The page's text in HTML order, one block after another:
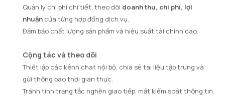
Quản lý chi phí chi tiết, theo dõi doanh thu, chi phí, lợi
nhuận của từng hợp đồng dịch vụ.
Đảm bảo chất lượng sản phẩm và hiệu suất tài chính cao.
Cộng tác và theo dõi
Thiết lập các kênh chat nội bộ, chia sẻ tài liệu tập trung và
gửi thông báo thời gian thực.
Tránh tình trạng tắc nghẽn giao tiếp, mất kiểm soát thông tin. ​